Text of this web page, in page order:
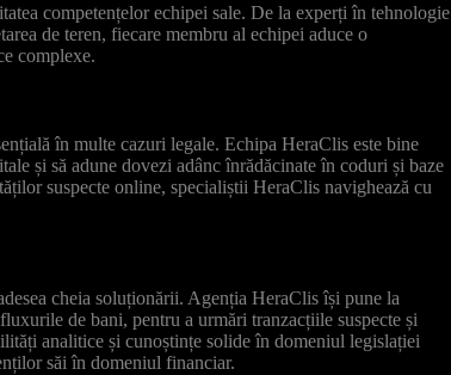
competențelor echipei sale. De la experți în tehnologie
de teren, fiecare membru al echipei aduce o
complexe.
în multe cazuri legale. Echipa HeraClis este bine
și să adune dovezi adânc înrădăcinate în coduri și baze
suspecte online, specialiștii HeraClis navighează cu
cheia soluționării. Agenția HeraClis își pune la
de bani, pentru a urmări tranzacțiile suspecte și
analitice și cunoștințe solide în domeniul legislației
săi în domeniul financiar.